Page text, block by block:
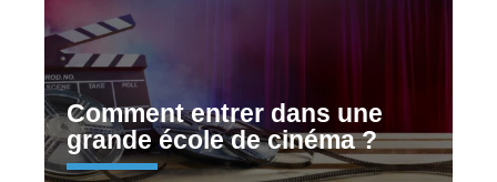
Comment entrer dans une
grande école de cinéma ?